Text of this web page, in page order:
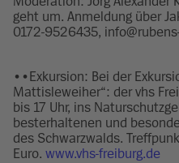
geht um. Anmeldung über
0172-9526435,
••Exkursion: Bei der
Mattisleweiher“: der vhs
bis 17 Uhr, ins
besterhaltenen und
des Schwarzwalds.
Euro. www.vhs-freiburg.de